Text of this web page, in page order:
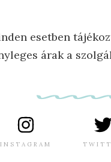
esetben
árak a
INSTAGRAM